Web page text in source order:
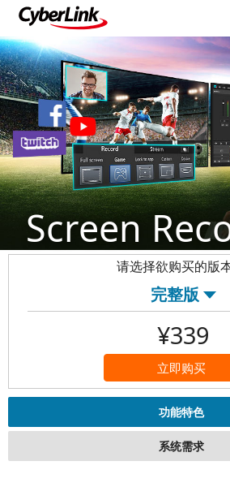
Screen
请选择欲购买的版
¥339
立即购买
功能特色
系统需求